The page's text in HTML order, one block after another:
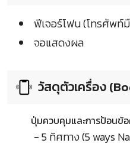
ฟีเจอร์โฟน (โทรศัพท์
จอแสดงผล
วัสดุตัวเครื่อง
ปุ่มควบคุมและการป้อนข้
- 5 ทิศทาง (5 ways